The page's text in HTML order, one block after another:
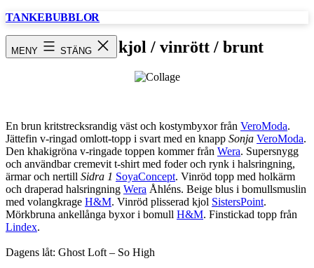
Hoppa
TANKEBUBBLOR
MENY STÄNG
Collage / kjol / vinrött / brunt
En brun kritstrecksrandig väst och kostymbyxor från VeroModa.
Jättefin v-ringad omlott-topp i svart med en knapp Sonja VeroModa.
Den khakigröna v-ringade toppen kommer från Wera. Supersnygg
och användbar cremevit t-shirt med foder och rynk i halsringning,
ärmar och nertill Sidra 1 SoyaConcept. Vinröd topp med holkärm
och draperad halsringning Wera Åhléns. Beige blus i bomullsmuslin
med volangkrage H&M. Vinröd plisserad kjol SistersPoint.
Mörkbruna ankellånga byxor i bomull H&M. Finstickad topp från
Lindex.
Dagens låt: Ghost Loft – So High